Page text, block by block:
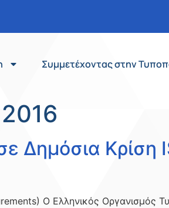
Συμμετέχοντας στην
Δημόσια Κρίση
Ο Ελληνικός Οργανισμός